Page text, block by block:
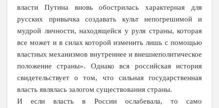
власти Путина вновь обострилась характерная для
русских привычка создавать культ непогрешимой и
мудрой личности, находящейся у руля страны, которая
все может и в силах которой изменить лишь с помощью
властных механизмов внутреннее и внешнеполитическое
положение страны». Однако вся российская история
свидетельствует о том, что сильная государственная
власть являлась залогом существования страны.
И если власть в России ослабевала, то само